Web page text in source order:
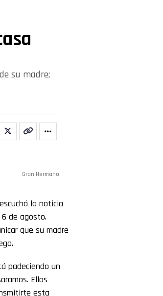
su madre;
Gran Hermano
la noticia
de agosto.
que su madre
padeciendo un
Ellos
esta